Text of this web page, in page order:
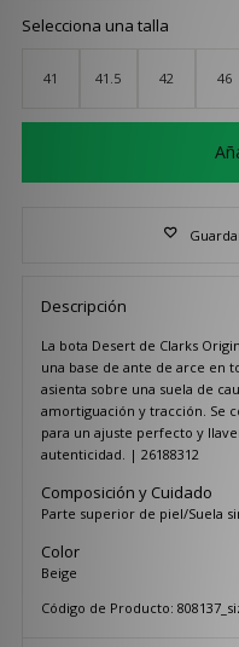
Selecciona una talla
41 41.5 42 46
Descripción
La bota Desert de Clarks
una base de ante de arce en
asienta sobre una suela de
amortiguación y tracción. Se
para un ajuste perfecto y
autenticidad. | 26188312
Composición y Cuidado
Parte superior de piel/Suela
Color
Beige
Código de Producto: